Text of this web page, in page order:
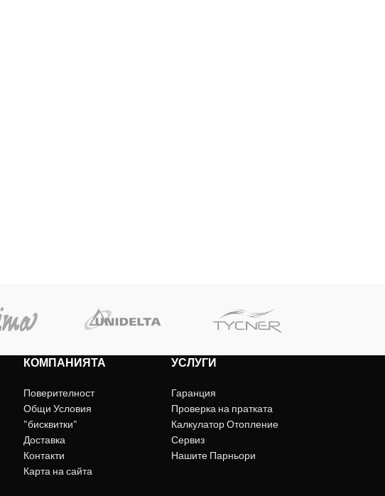
КОМПАНИЯТА
Поверителност
Общи Условия
"бисквитки"
Доставка
Контакти
Карта на сайта
УСЛУГИ
Гаранция
Проверка на пратката
Калкулатор Отопление
Сервиз
Нашите Парньори